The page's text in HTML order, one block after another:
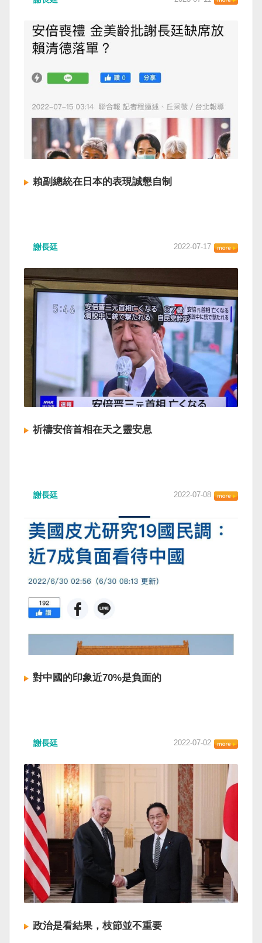
賴副總統在日本的表現誠懇自制
謝長廷 2022-07-17
祈禱安倍首相在天之靈安息
謝長廷 2022-07-08
對中國的印象近70%是負面的
謝長廷 2022-07-02
政治是看結果，枝節並不重要